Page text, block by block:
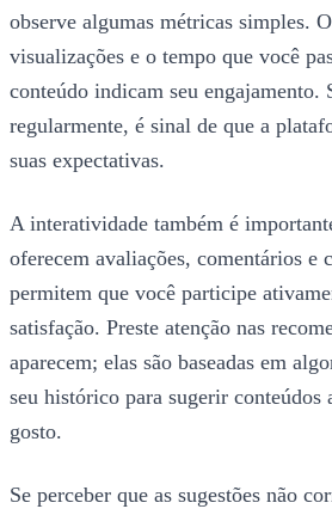
observe algumas métricas simples.
visualizações e o tempo que você
conteúdo indicam seu engajamento.
regularmente, é sinal de que a
suas expectativas.
A interatividade também é
oferecem avaliações, comentários e
permitem que você participe
satisfação. Preste atenção nas
aparecem; elas são baseadas em
seu histórico para sugerir conteúdos
gosto.
Se perceber que as sugestões não